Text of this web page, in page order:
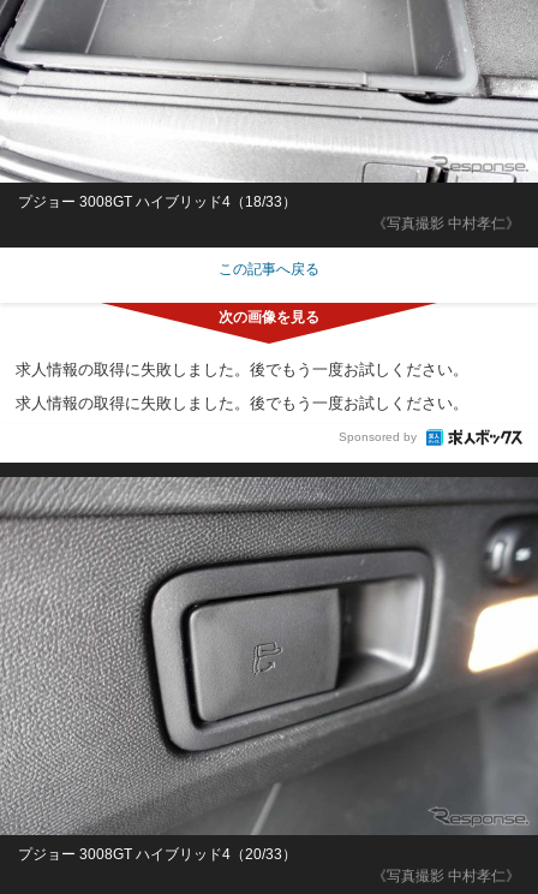
《写真撮影 中村孝仁》
プジョー 3008GT ハイブリッド4（18/33）
この記事へ戻る
求人情報の取得に失敗しました。後でもう一度お試しください。
求人情報の取得に失敗しました。後でもう一度お試しください。
Sponsored by
《写真撮影 中村孝仁》
プジョー 3008GT ハイブリッド4（20/33）